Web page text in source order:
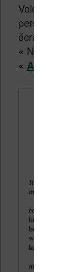
Voici
personnes
écran, je
« NV Legible
« Atkinson